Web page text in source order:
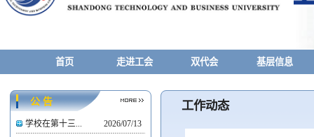
首页 走进工会 双代会 基层信息
公 告
学校在第十三...
2026/07/13
工作动态